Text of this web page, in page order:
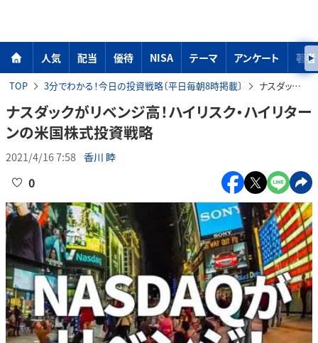
人気 配当 優待 NISA テーマ アンケート 著者
TOP 3分でわかる！今日の投資戦略〔平日毎朝8時掲載〕 ナスダックがリベンジ高！ハイリスク・ハイリターンの米国株式投資戦略
ナスダックがリベンジ高！ハイリスク・ハイリター
ンの米国株式投資戦略
2021/4/16 7:58 香川 睦
0